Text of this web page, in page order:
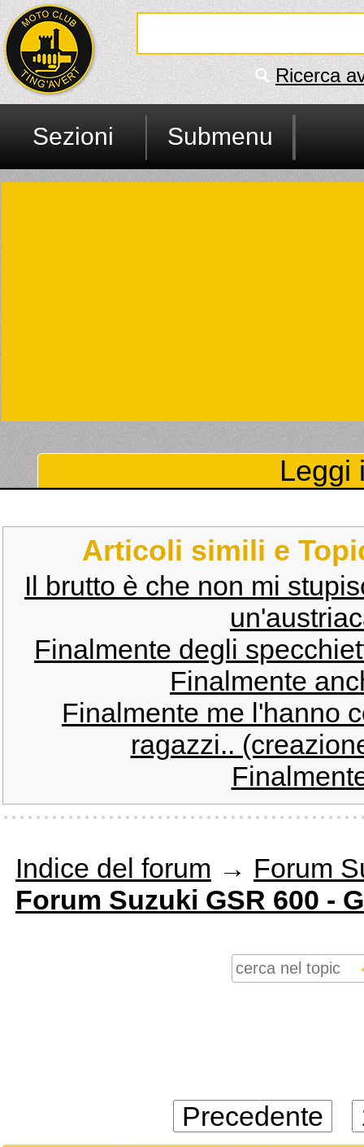
Ricerca
Sezioni Submenu
Leggi
Articoli simili e
Il brutto è che non mi
Finalmente degli
Finalmente
Finalmente me l'hanno
ragazzi..
Indice del forum → Forum
Forum Suzuki GSR 600 -
Precedente